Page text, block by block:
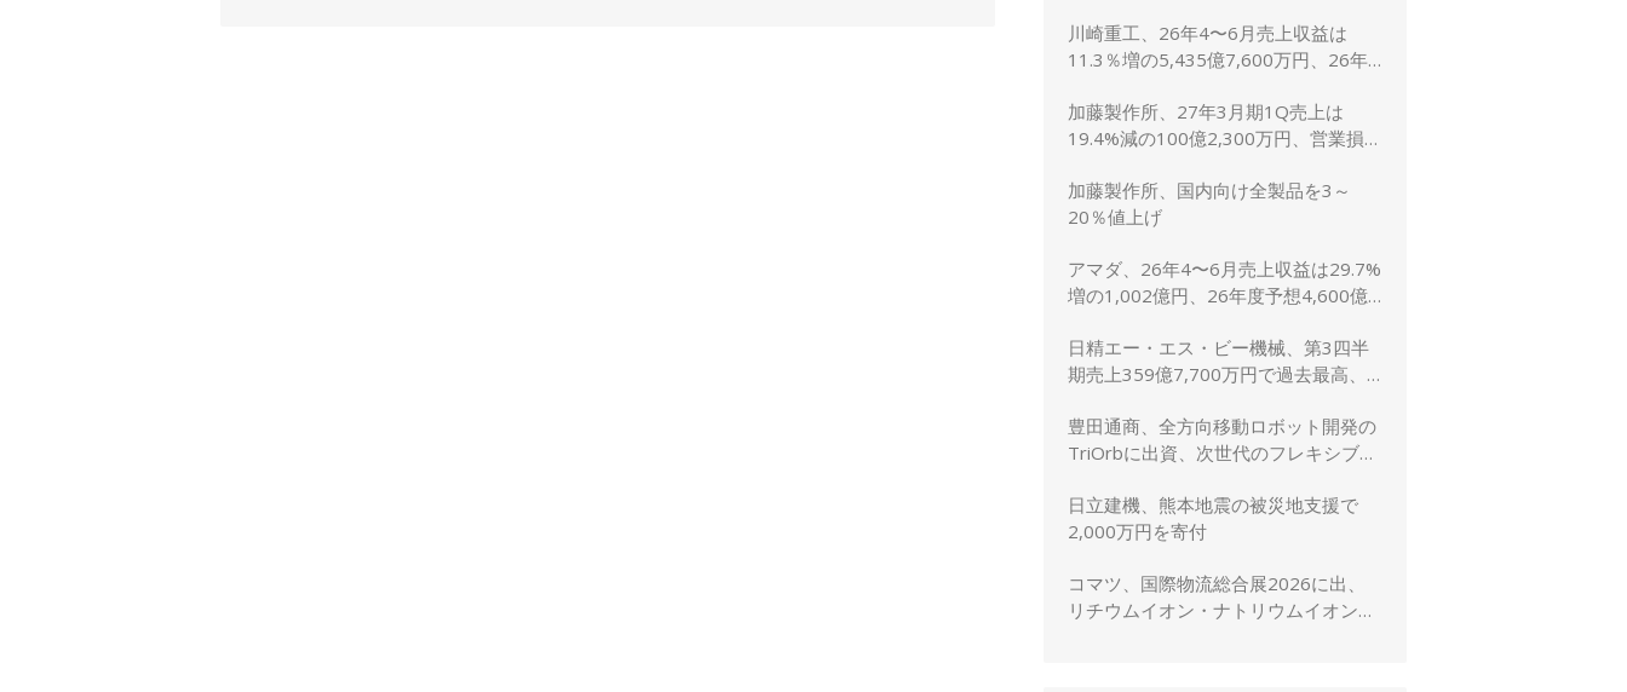
川崎重工、26年4〜6月売上収益は
11.3％増の5,435億7,600万円、26年
方修正
加藤製作所、27年3月期1Q売上は
19.4%減の100億2,300万円、営業損失
加藤製作所、国内向け全製品を3～
20％値上げ
アマダ、26年4〜6月売上収益は29.7%
増の1,002億円、26年度予想4,600億
日精エー・エス・ビー機械、第3四半
期売上359億7,700万円で過去最高、
豊田通商、全方向移動ロボット開発の
TriOrbに出資、次世代のフレキシブル
日立建機、熊本地震の被災地支援で
2,000万円を寄付
コマツ、国際物流総合展2026に出、
リチウムイオン・ナトリウムイオン電